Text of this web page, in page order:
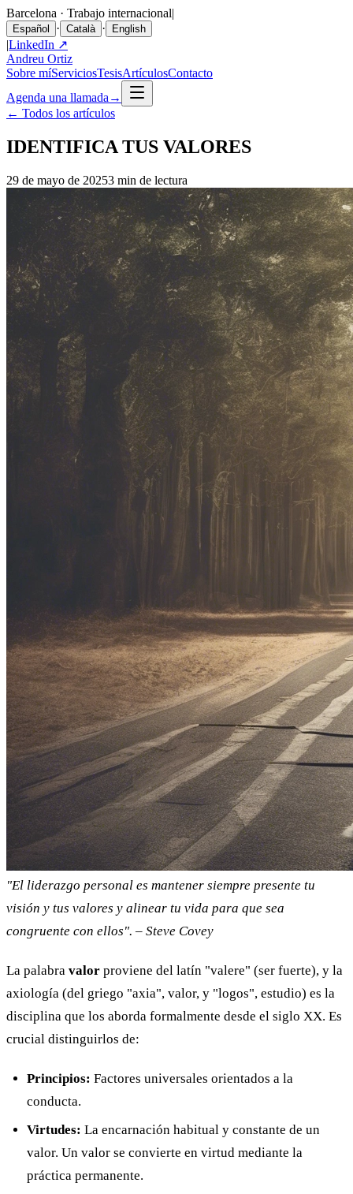
Barcelona · Trabajo internacional|
Español · Català · English
|LinkedIn ↗
Andreu Ortiz
Sobre míServiciosTesisArtículosContacto
Agenda una llamada →
← Todos los artículos
IDENTIFICA TUS VALORES
29 de mayo de 20253 min de lectura
"El liderazgo personal es mantener siempre presente tu
visión y tus valores y alinear tu vida para que sea
congruente con ellos". – Steve Covey
La palabra valor proviene del latín "valere" (ser fuerte), y la
axiología (del griego "axia", valor, y "logos", estudio) es la
disciplina que los aborda formalmente desde el siglo XX. Es
crucial distinguirlos de:
Principios: Factores universales orientados a la
conducta.
Virtudes: La encarnación habitual y constante de un
valor. Un valor se convierte en virtud mediante la
práctica permanente.